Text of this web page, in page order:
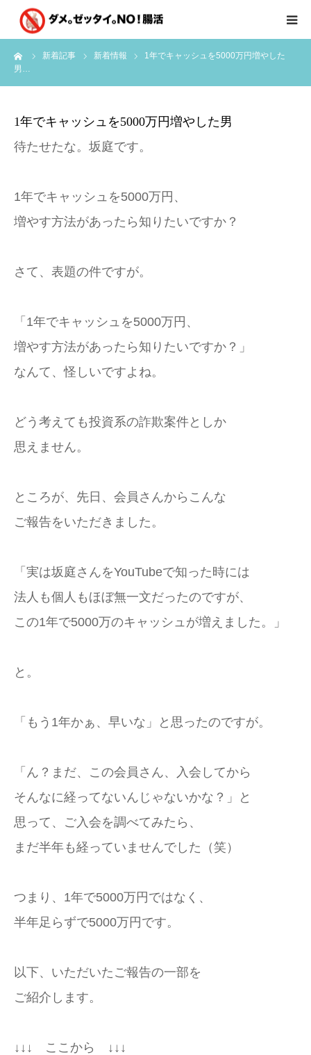
新着記事 新着情報
1年でキャッシュを5000万円増やした
男…
1年でキャッシュを5000万円増やした男
待たせたな。坂庭です。
1年でキャッシュを5000万円、
増やす方法があったら知りたいですか？
さて、表題の件ですが。
「1年でキャッシュを5000万円、
増やす方法があったら知りたいですか？」
なんて、怪しいですよね。
どう考えても投資系の詐欺案件としか
思えません。
ところが、先日、会員さんからこんな
ご報告をいただきました。
「実は坂庭さんをYouTubeで知った時には
法人も個人もほぼ無一文だったのですが、
この1年で5000万のキャッシュが増えました。」
と。
「もう1年かぁ、早いな」と思ったのですが。
「ん？まだ、この会員さん、入会してから
そんなに経ってないんじゃないかな？」と
思って、ご入会を調べてみたら、
まだ半年も経っていませんでした（笑）
つまり、1年で5000万円ではなく、
半年足らずで5000万円です。
以下、いただいたご報告の一部を
ご紹介します。
↓↓↓ ここから ↓↓↓
はじめに
個別コンサルのご感想
有料会員限定特別メニュー